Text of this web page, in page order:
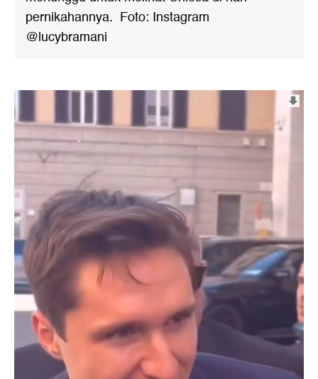
pernikahannya. Foto: Instagram
@lucybramani